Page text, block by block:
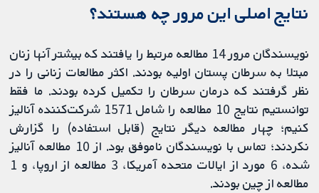
نتایج اصلی این مرور چه هستند؟
نویسندگان مرور 14 مطالعه مرتبط را یافتند که بیشتر آنها زنان
مبتلا به سرطان پستان اولیه بودند. اکثر مطالعات زنانی را در
نظر گرفتند که درمان سرطان را تکمیل کرده بودند. ما فقط
توانستیم نتایج 10 مطالعه را شامل 1571 شرکت‌کننده آنالیز
کنیم؛ چهار مطالعه دیگر نتایج (قابل استفاده) را گزارش
نکردند؛ تماس با نویسندگان ناموفق بود. از 10 مطالعه آنالیز
شده، 6 مورد از ایالات متحده آمریکا، 3 مطالعه از اروپا، و 1
مطالعه از چین بودند.